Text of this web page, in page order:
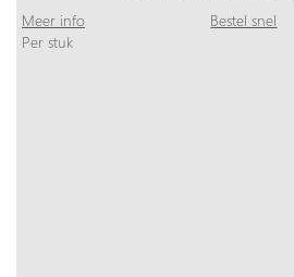
Meer info Bestel snel
Per stuk